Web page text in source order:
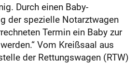
Durch einen Baby-
der spezielle Notarztwagen
Termin ein Baby zur
Vom Kreißsaal aus
der Rettungswagen (RTW)